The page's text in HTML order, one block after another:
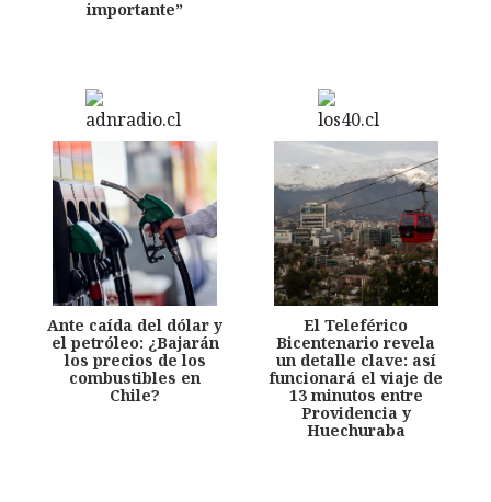
importante”
Ante caída del dólar y
el petróleo: ¿Bajarán
los precios de los
combustibles en
Chile?
El Teleférico
Bicentenario revela
un detalle clave: así
funcionará el viaje de
13 minutos entre
Providencia y
Huechuraba